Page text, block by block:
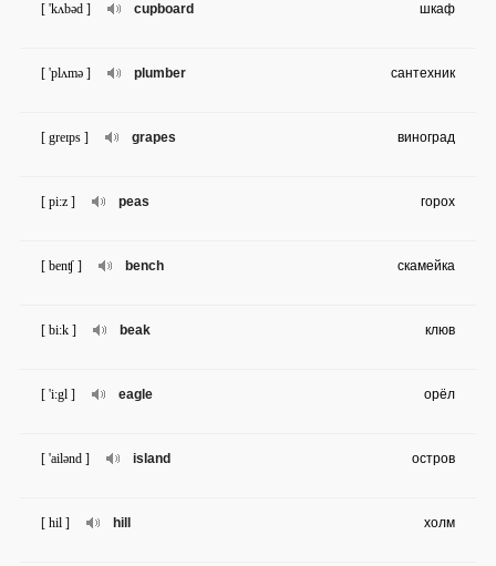
cupboard
[ 'kʌbəd ] шкаф
plumber
[ 'plʌmə ] сантехник
grapes
[ greɪps ] виноград
peas
[ pi:z ] горох
bench
[ benʧ ] скамейка
beak
[ bi:k ] клюв
eagle
[ 'i:gl ] орёл
island
[ 'ailənd ] остров
hill
[ hil ] холм